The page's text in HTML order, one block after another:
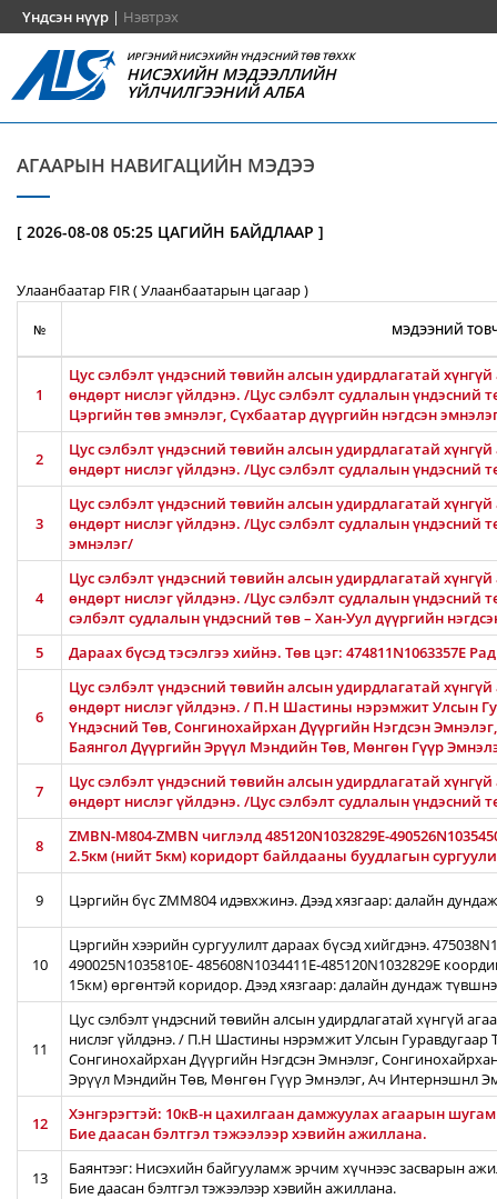
Үндсэн нүүр | Нэвтрэх
ИРГЭНИЙ НИСЭХИЙН ҮНДЭСНИЙ ТӨВ ТӨХХК
НИСЭХИЙН МЭДЭЭЛЛИЙН
ҮЙЛЧИЛГЭЭНИЙ АЛБА
АГААРЫН НАВИГАЦИЙН МЭДЭЭ
[ 2026-08-08 05:25 ЦАГИЙН БАЙДЛААР ]
Улаанбаатар FIR ( Улаанбаатарын цагаар )
№ МЭДЭЭНИЙ
1
Цус сэлбэлт үндэсний төвийн алсын удирдлагатай
өндөрт нислэг үйлдэнэ. /Цус сэлбэлт судлалын үндэсний
Цэргийн төв эмнэлэг, Сүхбаатар дүүргийн нэгдсэн
2
Цус сэлбэлт үндэсний төвийн алсын удирдлагатай
өндөрт нислэг үйлдэнэ. /Цус сэлбэлт судлалын үндэсний
3
Цус сэлбэлт үндэсний төвийн алсын удирдлагатай
өндөрт нислэг үйлдэнэ. /Цус сэлбэлт судлалын
эмнэлэг/
4
Цус сэлбэлт үндэсний төвийн алсын удирдлагатай
өндөрт нислэг үйлдэнэ. /Цус сэлбэлт судлалын үндэсний
сэлбэлт судлалын үндэсний төв – Хан-Уул дүүргийн
5
Дараах бүсэд тэсэлгээ хийнэ. Төв цэг: 474811N1063357E
6
Цус сэлбэлт үндэсний төвийн алсын удирдлагатай
өндөрт нислэг үйлдэнэ. / П.Н Шастины нэрэмжит Улсын
Үндэсний Төв, Сонгинохайрхан Дүүргийн Нэгдсэн
Баянгол Дүүргийн Эрүүл Мэндийн Төв, Мөнгөн Гүүр
7
Цус сэлбэлт үндэсний төвийн алсын удирдлагатай
өндөрт нислэг үйлдэнэ. /Цус сэлбэлт судлалын
8
ZMBN-M804-ZMBN чиглэлд 485120N1032829E-
2.5км (нийт 5км) коридорт байлдааны буудлагын
9 Цэргийн бүс ZMM804 идэвхжинэ. Дээд хязгаар: далайн
10
Цэргийн хээрийн сургуулилт дараах бүсэд хийгдэнэ.
490025N1035810E- 485608N1034411E-485120N1032829E
15км) өргөнтэй коридор. Дээд хязгаар: далайн дундаж
11
Цус сэлбэлт үндэсний төвийн алсын удирдлагатай хүнгүй
нислэг үйлдэнэ. / П.Н Шастины нэрэмжит Улсын Гуравдугаар
Сонгинохайрхан Дүүргийн Нэгдсэн Эмнэлэг,
Эрүүл Мэндийн Төв, Мөнгөн Гүүр Эмнэлэг, Ач Интернэшнл
12
Хэнгэрэгтэй: 10кВ-н цахилгаан дамжуулах агаарын
Бие даасан бэлтгэл тэжээлээр хэвийн ажиллана.
13
Баянтээг: Нисэхийн байгууламж эрчим хүчнээс засварын
Бие даасан бэлтгэл тэжээлээр хэвийн ажиллана.